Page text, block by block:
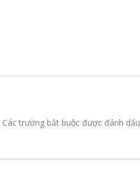
Các trường bắt buộc được đánh dấu